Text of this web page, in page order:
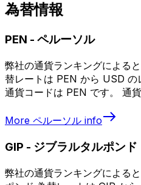
為替情報
PEN - ペルーソル
弊社の通貨ランキングによる
替レートは PEN から USD
通貨コードは PEN です。 通
More ペルーソル info
GIP - ジブラルタルポンド
弊社の通貨ランキングによる